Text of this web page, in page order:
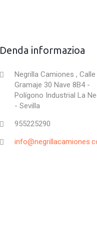
Denda informazioa
Negrilla Camiones , Calle
Gramaje 30 Nave 8B4 -
Polígono Industrial La
- Sevilla
955225290